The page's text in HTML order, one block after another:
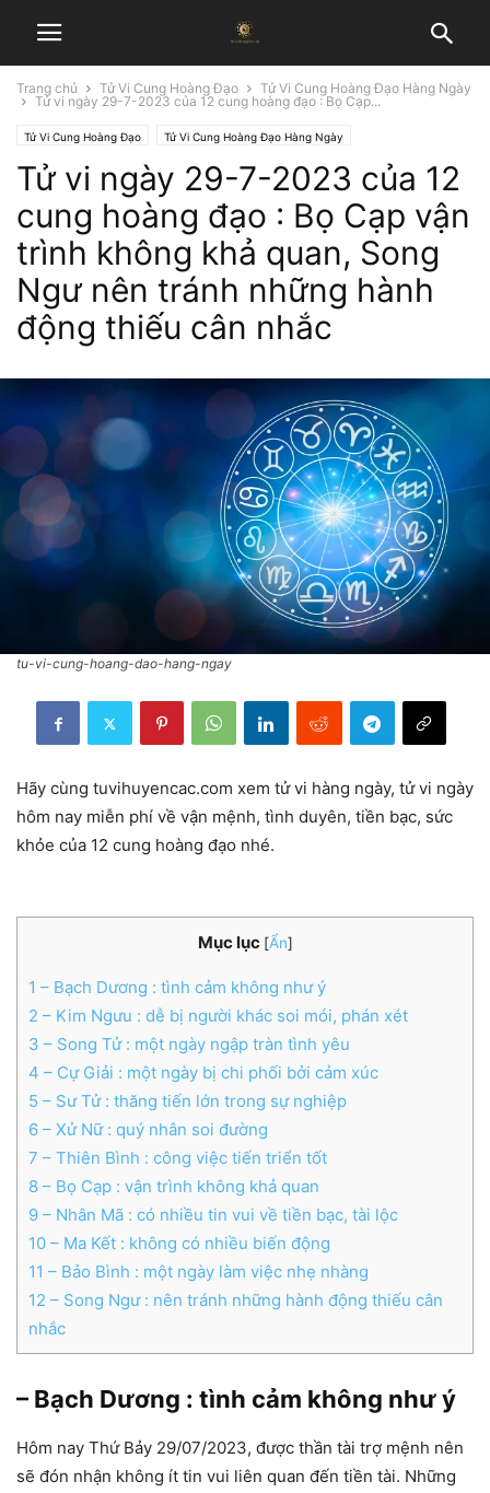
Trang chủ Tử Vi Cung Hoàng Đạo
Tử Vi Cung Hoàng Đạo Hàng Ngày
Tử vi ngày 29-7-2023 của 12 cung hoàng đạo : Bọ Cạp...
Tử Vi Cung Hoàng Đạo Tử Vi Cung Hoàng Đạo Hàng Ngày
Tử vi ngày 29-7-2023 của 12
cung hoàng đạo : Bọ Cạp vận
trình không khả quan, Song
Ngư nên tránh những hành
động thiếu cân nhắc
tu-vi-cung-hoang-dao-hang-ngay
Hãy cùng tuvihuyencac.com xem tử vi hàng ngày, tử vi ngày
hôm nay miễn phí về vận mệnh, tình duyên, tiền bạc, sức
khỏe của 12 cung hoàng đạo nhé.
Mục lục [Ẩn]
1 – Bạch Dương : tình cảm không như ý
2 – Kim Ngưu : dễ bị người khác soi mói, phán xét
3 – Song Tử : một ngày ngập tràn tình yêu
4 – Cự Giải : một ngày bị chi phối bởi cảm xúc
5 – Sư Tử : thăng tiến lớn trong sự nghiệp
6 – Xử Nữ : quý nhân soi đường
7 – Thiên Bình : công việc tiến triển tốt
8 – Bọ Cạp : vận trình không khả quan
9 – Nhân Mã : có nhiều tin vui về tiền bạc, tài lộc
10 – Ma Kết : không có nhiều biến động
11 – Bảo Bình : một ngày làm việc nhẹ nhàng
12 – Song Ngư : nên tránh những hành động thiếu cân
nhắc
– Bạch Dương : tình cảm không như ý
Hôm nay Thứ Bảy 29/07/2023, được thần tài trợ mệnh nên
sẽ đón nhận không ít tin vui liên quan đến tiền tài. Những